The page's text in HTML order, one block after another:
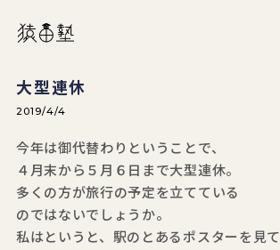
猿田塾
大型連休
2019/4/4
今年は御代替わりということで、
４月末から５月６日まで大型連休。
多くの方が旅行の予定を立てている
のではないでしょうか。
私はというと、駅のとあるポスターを見て